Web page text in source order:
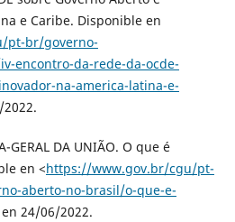
e Caribe. Disponible en
pt-br/governo-
encontro-da-rede-da-ocde-
na-america-latina-e-
GERAL DA UNIÃO. O que é
en <https://www.gov.br/cgu/pt-
aberto-no-brasil/o-que-e-
24/06/2022.